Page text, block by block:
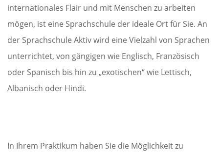
internationales Flair und mit Menschen zu arbeiten
mögen, ist eine Sprachschule der ideale Ort für Sie. An
der Sprachschule Aktiv wird eine Vielzahl von Sprachen
unterrichtet, von gängigen wie Englisch, Französisch
oder Spanisch bis hin zu „exotischen“ wie Lettisch,
Albanisch oder Hindi.
In Ihrem Praktikum haben Sie die Möglichkeit zu